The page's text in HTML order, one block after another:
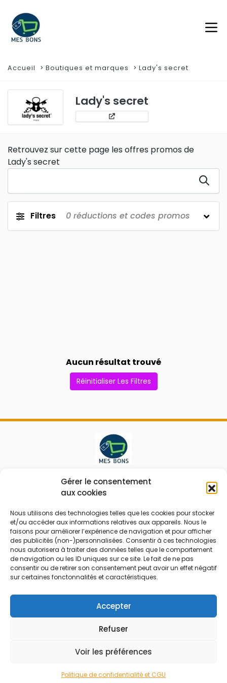
Gérer le consentement
aux cookies
Nous utilisons des technologies telles que les cookies pour stocker
et/ou accéder aux informations relatives aux appareils. Nous le
faisons pour améliorer l’expérience de navigation et pour afficher
des publicités (non-)personnalisées. Consentir à ces technologies
nous autorisera à traiter des données telles que le comportement
de navigation ou les ID uniques sur ce site. Le fait de ne pas
consentir ou de retirer son consentement peut avoir un effet négatif
sur certaines fonctonnalités et caractéristiques.
Accepter
Refuser
Voir les préférences
Politique de confidentialité et CGU
Accueil Boutiques et marques Lady's secret
Lady's secret
Retrouvez sur cette page les offres promos de
Lady's secret
Filtres 0 réductions et codes promos
Aucun résultat trouvé
Réinitialiser Les Filtres
Le prix peut être réduit !
FAQ
Qui sommes nous
Contactez-nous
Mentions légales
Code réduction
Bons plans
Soldes
French Days
© 2026 Tous droits réservés.
Rechercher Marchands Catégories